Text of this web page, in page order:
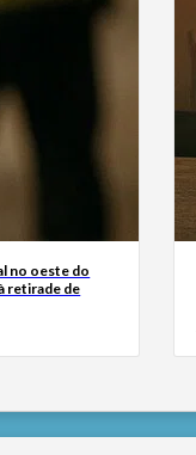
no oeste do
retirade de